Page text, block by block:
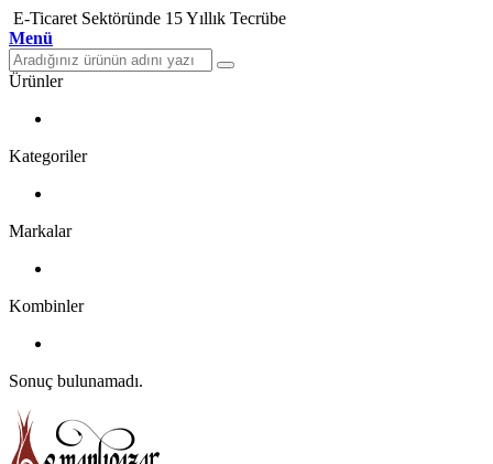
E-Ticaret Sektöründe 15 Yıllık Tecrübe
Menü
Ürünler
Kategoriler
Markalar
Kombinler
Sonuç bulunamadı.